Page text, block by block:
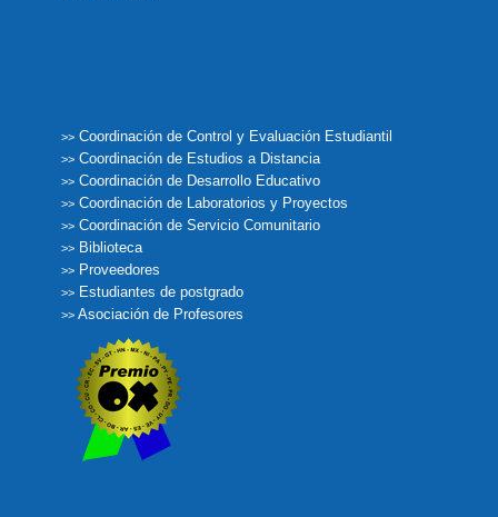
>> Coordinación de Control y Evaluación Estudiantil
>> Coordinación de Estudios a Distancia
>> Coordinación de Desarrollo Educativo
>> Coordinación de Laboratorios y Proyectos
>> Coordinación de Servicio Comunitario
>> Biblioteca
>> Proveedores
>> Estudiantes de postgrado
>> Asociación de Profesores